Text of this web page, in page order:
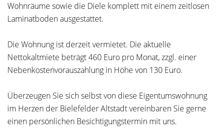
Wohnräume sowie die Diele komplett mit einem zeitlosen
Laminatboden ausgestattet.
Die Wohnung ist derzeit vermietet. Die aktuelle
Nettokaltmiete beträgt 460 Euro pro Monat, zzgl. einer
Nebenkostenvorauszahlung in Höhe von 130 Euro.
Überzeugen Sie sich selbst von diese Eigentumswohnung
im Herzen der Bielefelder Altstadt vereinbaren Sie gerne
einen persönlichen Besichtigungstermin mit uns.